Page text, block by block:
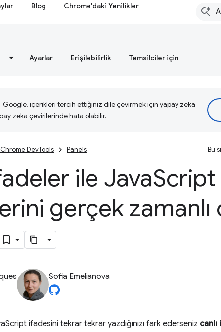
Blog Chrome'daki Yenilikler
Ayarlar Erişilebilirlik Temsilciler için
Google, içerikleri tercih ettiğiniz dile çevirmek için yapay zeka
zeka çevirilerinde hata olabilir.
Chrome DevTools Panels Bu
ile JavaScript
gerçek zamanlı
Sofia Emelianova
ifadesini tekrar tekrar yazdığınızı fark ederseniz